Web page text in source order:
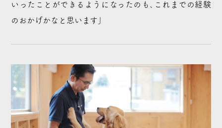
いったことができるようになったのも、これまでの経験
のおかげかなと思います」